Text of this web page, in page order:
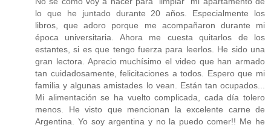
lo que he juntado durante 20 años. Especialmente los
libros, que adoro porque me acompañaron durante mi
época universitaria. Ahora me cuesta quitarlos de los
estantes, si es que tengo fuerza para leerlos. He sido una
gran lectora. Aprecio muchísimo el video que han armado
tan cuidadosamente, felicitaciones a todos. Espero que mi
familia y algunas amistades lo vean. Están tan ocupados...
Mi alimentación se ha vuelto complicada, cada día tolero
menos. He visto que mencionan la excelente carne de
Argentina. Yo soy argentina y no la puedo comer!! Me he